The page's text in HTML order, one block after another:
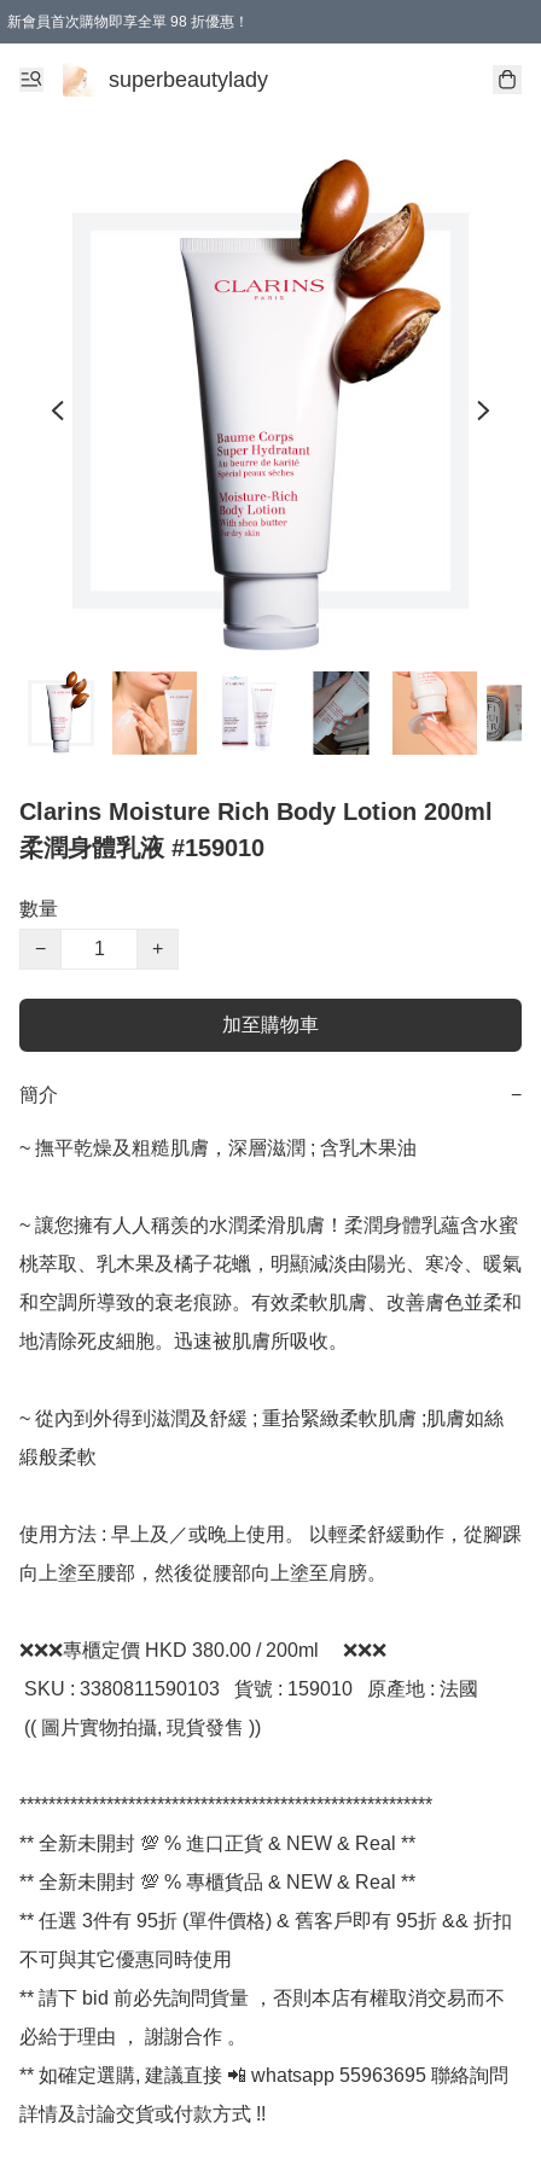
新會員首次購物即享全單 98 折優惠！
會員折扣優惠
superbeautylady
Clarins Moisture Rich Body Lotion 200ml
柔潤身體乳液 #159010
數量
−
+
加至購物車
簡介 −
~ 撫平乾燥及粗糙肌膚，深層滋潤 ; 含乳木果油
~ 讓您擁有人人稱羡的水潤柔滑肌膚！柔潤身體乳蘊含水蜜
桃萃取、乳木果及橘子花蠟，明顯減淡由陽光、寒冷、暖氣
和空調所導致的衰老痕跡。有效柔軟肌膚、改善膚色並柔和
地清除死皮細胞。迅速被肌膚所吸收。
~ 從內到外得到滋潤及舒緩 ; 重拾緊緻柔軟肌膚 ;肌膚如絲
緞般柔軟
使用方法 : 早上及／或晚上使用。 以輕柔舒緩動作，從腳踝
向上塗至腰部，然後從腰部向上塗至肩膀。
❌❌❌專櫃定價 HKD 380.00 / 200ml     ❌❌❌
*********************************************************
** 全新未開封 💯 % 進口正貨 & NEW & Real **
** 全新未開封 💯 % 專櫃貨品 & NEW & Real **
** 任選 3件有 95折 (單件價格) & 舊客戶即有 95折 && 折扣
不可與其它優惠同時使用
** 請下 bid 前必先詢問貨量 ，否則本店有權取消交易而不
必給于理由 ， 謝謝合作 。
** 如確定選購, 建議直接 📲 whatsapp 55963695 聯絡詢問
詳情及討論交貨或付款方式 !!